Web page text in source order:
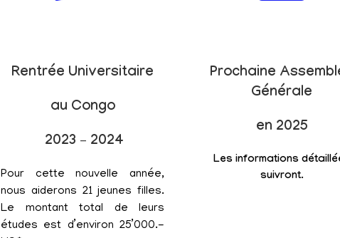
Rentrée Universitaire
au Congo
2023 – 2024
Pour cette nouvelle année,
nous aiderons 21 jeunes filles.
Le montant total de leurs
études est d’environ 25’000.-
Prochaine
Générale
en 2025
Les informations
suivront.